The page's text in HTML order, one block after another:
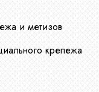
и метизов
крепежа